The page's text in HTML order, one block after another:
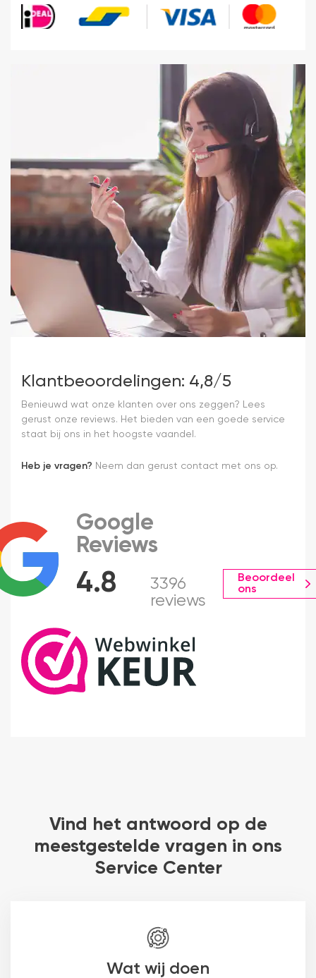
Klantbeoordelingen: 4,8/5
Benieuwd wat onze klanten over ons zeggen? Lees
gerust onze reviews. Het bieden van een goede service
staat bij ons in het hoogste vaandel.
Heb je vragen? Neem dan gerust contact met ons op.
4.8
Google
Reviews
3396
reviews
Beoordeel
ons
Vind het antwoord op de
meestgestelde vragen in ons
Service Center
Wat wij doen